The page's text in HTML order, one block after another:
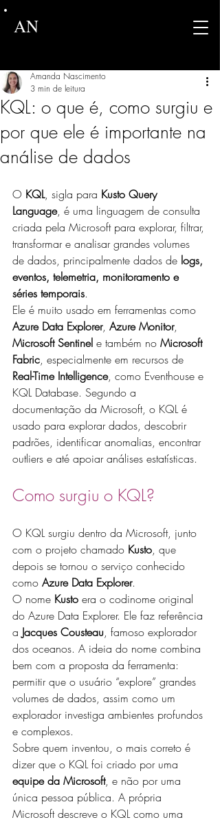
AN
KQL: o que é, como surgiu e
por que ele é importante na
análise de dados
Amanda Nascimento
3 min de leitura
O KQL, sigla para Kusto Query
Language, é uma linguagem de consulta
criada pela Microsoft para explorar, filtrar,
transformar e analisar grandes volumes
de dados, principalmente dados de logs,
eventos, telemetria, monitoramento e
séries temporais.
Ele é muito usado em ferramentas como
Azure Data Explorer, Azure Monitor,
Microsoft Sentinel e também no Microsoft
Fabric, especialmente em recursos de
Real-Time Intelligence, como Eventhouse e
KQL Database. Segundo a
documentação da Microsoft, o KQL é
usado para explorar dados, descobrir
padrões, identificar anomalias, encontrar
outliers e até apoiar análises estatísticas.
Como surgiu o KQL?
O KQL surgiu dentro da Microsoft, junto
com o projeto chamado Kusto, que
depois se tornou o serviço conhecido
como Azure Data Explorer.
O nome Kusto era o codinome original
do Azure Data Explorer. Ele faz referência
a Jacques Cousteau, famoso explorador
dos oceanos. A ideia do nome combina
bem com a proposta da ferramenta:
permitir que o usuário “explore” grandes
volumes de dados, assim como um
explorador investiga ambientes profundos
e complexos.
Sobre quem inventou, o mais correto é
dizer que o KQL foi criado por uma
equipe da Microsoft, e não por uma
única pessoa pública. A própria
Microsoft descreve o KQL como uma